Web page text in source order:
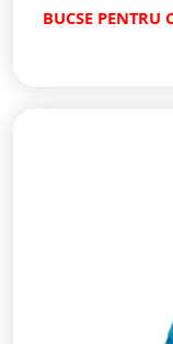
BUCSE PENTRU